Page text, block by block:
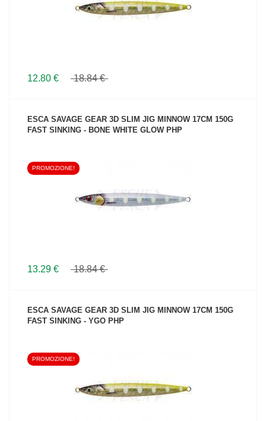
12.80 € 18.84 €
ESCA SAVAGE GEAR 3D SLIM JIG MINNOW 17CM 150G
FAST SINKING - BONE WHITE GLOW PHP
PROMOZIONE!
13.29 € 18.84 €
ESCA SAVAGE GEAR 3D SLIM JIG MINNOW 17CM 150G
FAST SINKING - YGO PHP
PROMOZIONE!